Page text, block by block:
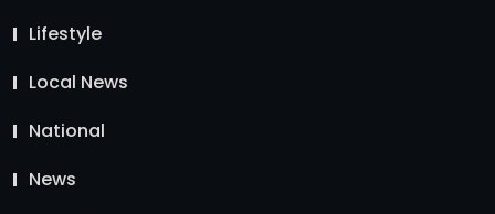
Lifestyle
Local News
National
News